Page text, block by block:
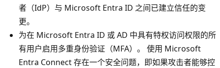
者（IdP）与 Microsoft Entra ID 之间已建立信任的变
更。
为在 Microsoft Entra ID 或 AD 中具有特权访问权限的所
有用户启用多重身份验证（MFA）。 使用 Microsoft
Entra Connect 存在一个安全问题，即如果攻击者能够控